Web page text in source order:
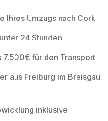
Ihres Umzugs nach Cork
24 Stunden
7.500€ für den Transport
aus Freiburg im Breisgau
inklusive